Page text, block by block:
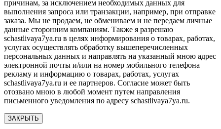
причинам, за исключением необходимых данных для
выполнения запроса или транзакции, например, при отправке
заказа. Мы не продаем, не обмениваем и не передаем личные
данные сторонним компаниям. Также я разрешаю
schastlivaya7ya.ru в целях информирования о товарах, работах,
услугах осуществлять обработку вышеперечисленных
персональных данных и направлять на указанный мною адрес
электронной почты и/или на номер мобильного телефона
рекламу и информацию о товарах, работах, услугах
schastlivaya7ya.ru и ее партнеров. Согласие может быть
отозвано мною в любой момент путем направления
письменного уведомления по адресу schastlivaya7ya.ru.
ЗАКРЫТЬ